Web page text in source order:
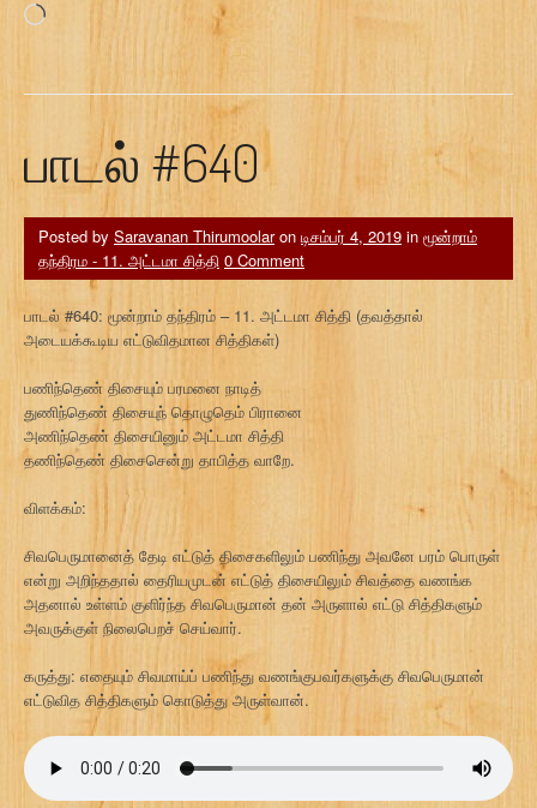
Loading…
பாடல் #640
Posted by Saravanan Thirumoolaron டிசம்பர் 4, 2019 in மூன்றாம்
தந்திரம - 11. அட்டமா சித்தி 0 Comment
பாடல் #640: மூன்றாம் தந்திரம் – 11. அட்டமா சித்தி (தவத்தால்
அடையக்கூடிய எட்டுவிதமான சித்திகள்)
பணிந்தெண் திசையும் பரமனை நாடித்
துணிந்தெண் திசையுந் தொழுதெம் பிரானை
அணிந்தெண் திசையினும் அட்டமா சித்தி
தணிந்தெண் திசைசென்று தாபித்த வாறே.
விளக்கம்:
சிவபெருமானைத் தேடி எட்டுத் திசைகளிலும் பணிந்து அவனே பரம் பொருள்
என்று அறிந்ததால் தைரியமுடன் எட்டுத் திசையிலும் சிவத்தை வணங்க
அதனால் உள்ளம் குளிர்ந்த சிவபெருமான் தன் அருளால் எட்டு சித்திகளும்
அவருக்குள் நிலைபெறச் செய்வார்.
கருத்து: எதையும் சிவமாய்ப் பணிந்து வணங்குபவர்களுக்கு சிவபெருமான்
எட்டுவித சித்திகளும் கொடுத்து அருள்வான்.